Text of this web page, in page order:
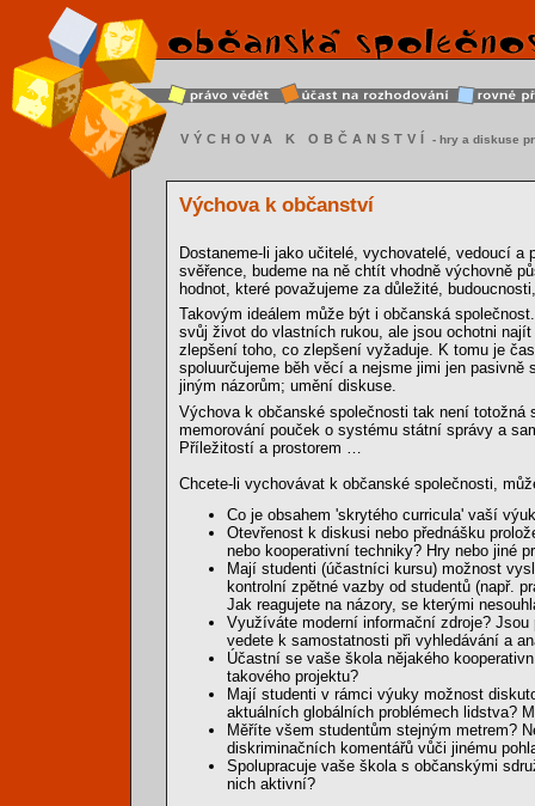
VÝCHOVA K OBČANSTVÍ - hry a diskuse
Výchova k občanství
Dostaneme-li jako učitelé, vychovatelé, vedoucí
svěřence, budeme na ně chtít vhodně výchovně
hodnot, které považujeme za důležité,
Takovým ideálem může být i občanská
svůj život do vlastních rukou, ale jsou ochotni
zlepšení toho, co zlepšení vyžaduje. K tomu je
spoluurčujeme běh věcí a nejsme jimi jen
jiným názorům; umění diskuse.
Výchova k občanské společnosti tak není
memorování pouček o systému státní správy a
Příležitostí a prostorem …
Chcete-li vychovávat k občanské společnosti,
Co je obsahem 'skrytého curricula' vaší
Otevřenost k diskusi nebo přednášku
nebo kooperativní techniky? Hry nebo jiné
Mají studenti (účastníci kursu) možnost
kontrolní zpětné vazby od studentů (např.
Jak reagujete na názory, se kterými
Využíváte moderní informační zdroje?
vedete k samostatnosti při vyhledávání a
Účastní se vaše škola nějakého
takového projektu?
Mají studenti v rámci výuky možnost
aktuálních globálních problémech lidstva?
Měříte všem studentům stejným metrem?
diskriminačních komentářů vůči jinému
Spolupracuje vaše škola s občanskými
nich aktivní?